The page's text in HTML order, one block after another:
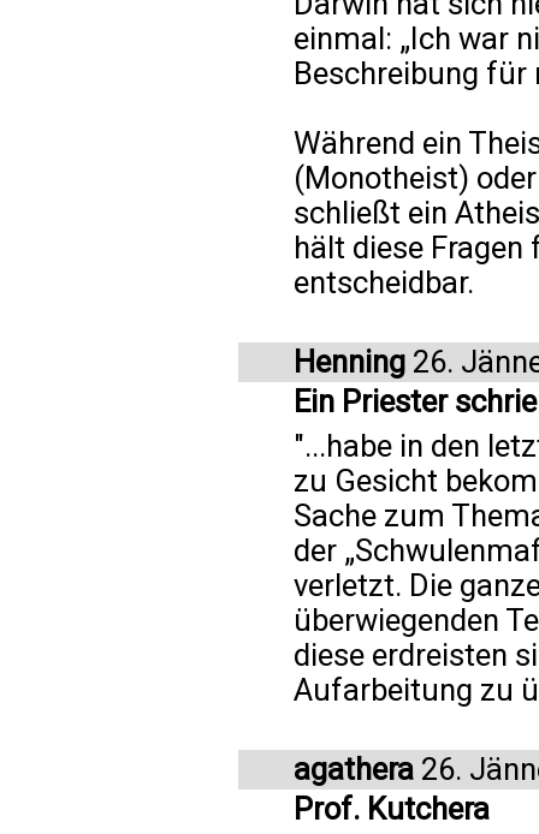
einmal: „Ich war
Beschreibung für
Während ein
(Monotheist)
schließt ein
hält diese
entscheidbar.
Henning 26.
Ein Priester
"...habe in den
zu Gesicht
Sache zum
der
verletzt. Die
überwiegenden
diese erdreisten
Aufarbeitung zu
agathera 26.
Prof. Kutchera